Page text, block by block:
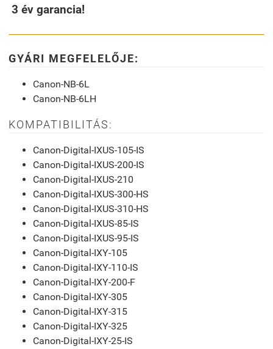
3 év garancia!
GYÁRI MEGFELELŐJE:
Canon-NB-6L
Canon-NB-6LH
KOMPATIBILITÁS:
Canon-Digital-IXUS-105-IS
Canon-Digital-IXUS-200-IS
Canon-Digital-IXUS-210
Canon-Digital-IXUS-300-HS
Canon-Digital-IXUS-310-HS
Canon-Digital-IXUS-85-IS
Canon-Digital-IXUS-95-IS
Canon-Digital-IXY-105
Canon-Digital-IXY-110-IS
Canon-Digital-IXY-200-F
Canon-Digital-IXY-305
Canon-Digital-IXY-315
Canon-Digital-IXY-325
Canon-Digital-IXY-25-IS